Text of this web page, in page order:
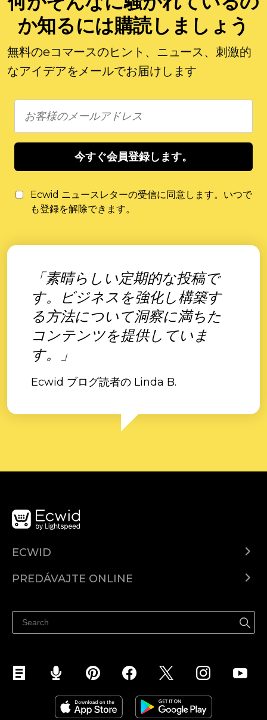
か知るには購読しましょう
無料のeコマースのヒント、ニュース、刺激的
なアイデアをメールでお届けします
今すぐ会員登録します。
Ecwid ニュースレターの受信に同意します。いつで
も登録を解除できます。
「素晴らしい定期的な投稿で
す。ビジネスを強化し構築す
る方法について洞察に満ちた
コンテンツを提供していま
す。」
Ecwid ブログ読者の Linda B.
ECWID
Cenník
PREDÁVAJTE ONLINE
Predávajte na Facebook
Predávať na Instagram